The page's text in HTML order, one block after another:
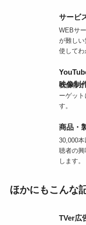
サービ
WEBサ
が難し
使してわ
映像制
低価格で
ーゲッ
す。
商品・
30,000
聴者の
します。
ほかにもこんな
TVer広